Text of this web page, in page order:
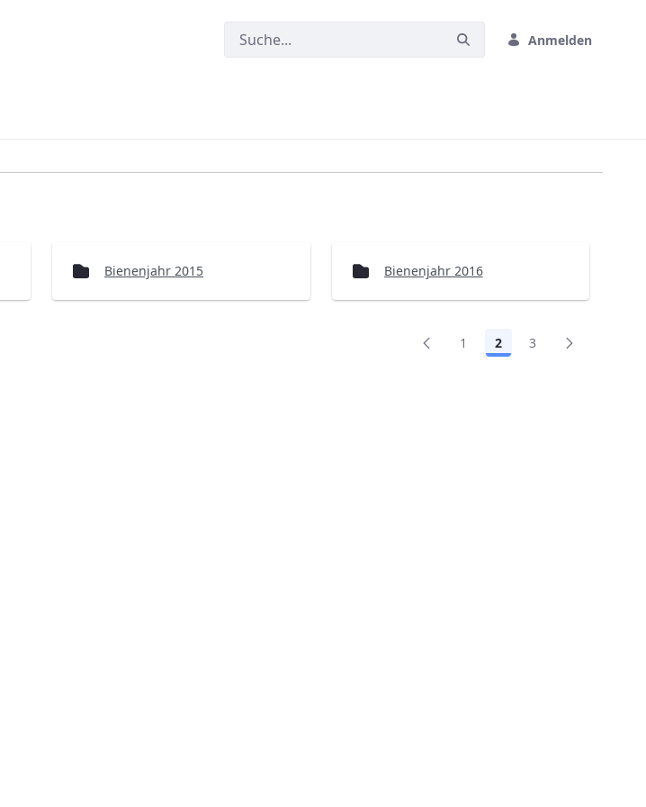
Anmelden
Bienenjahr 2015 Bienenjahr 2016
Seite
1 Seite
2 Seite
3